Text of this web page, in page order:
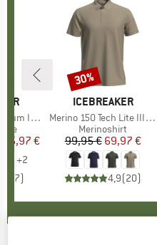
Zip Hoodie
Preis
€
+2
7)
MARKE
ICEBREAKER
Artikel
Merino 150 Tech Lite III S/S Polo
Produktgruppe
Merinoshirt
Preis
99,95 € 69,97 €
4,9(20)
Rabatt
30%